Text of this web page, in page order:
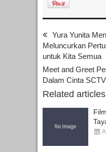
Yura Yunita
Meluncurkan
untuk Kita Semua
Meet and Greet
Dalam Cinta SCTV
Related articles